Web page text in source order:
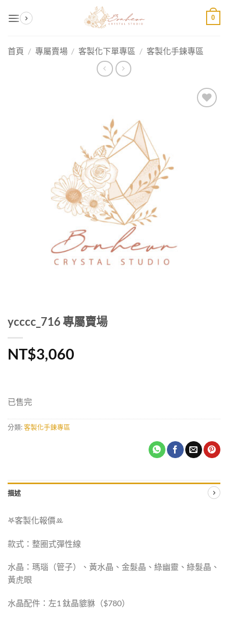
0
首頁 / 專屬賣場 / 客製化下單專區 / 客製化手鍊專區
ycccc_716 專屬賣場
NT$3,060
已售完
分類:客製化手鍊專區
描述
𖤐客製化報價‪ꔛ
款式：整圈式彈性線
水晶：瑪瑙（管子）、黃水晶、金髮晶、綠幽靈、綠髮晶、
黃虎眼
水晶配件：左1 鈦晶貔貅（$780）